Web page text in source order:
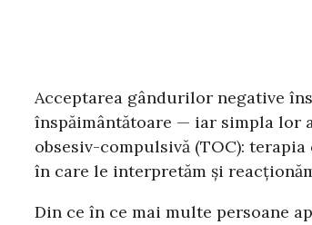
Acceptarea gândurilor negative
înspăimântătoare — iar simpla lor
obsesiv-compulsivă (TOC):
în care le interpretăm și
Din ce în ce mai multe persoane